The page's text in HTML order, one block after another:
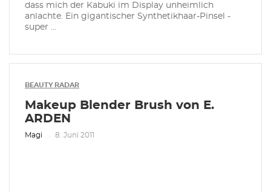
dass mich der Kabuki im Display unheimlich
anlachte. Ein gigantischer Synthetikhaar-Pinsel -
super ...
BEAUTY RADAR
Makeup Blender Brush von E.
ARDEN
Magi 8. Juni 2011